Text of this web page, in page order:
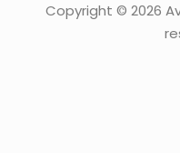
Copyright © 2026